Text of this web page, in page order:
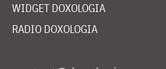
WIDGET DOXOLOGIA
RADIO DOXOLOGIA